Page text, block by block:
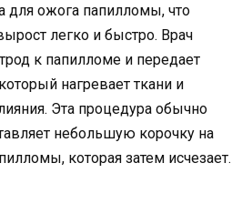
для ожога папилломы, что
легко и быстро. Врач
к папилломе и передает
нагревает ткани и
Эта процедура обычно
небольшую корочку на
которая затем исчезает.